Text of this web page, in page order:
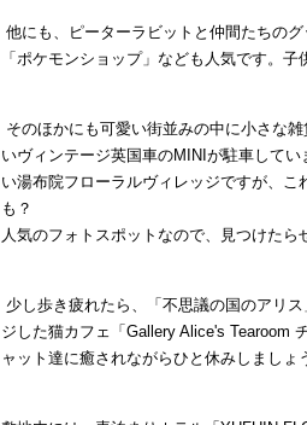
他にも、ピーターラビットと仲間たちのグ
「ポケモンショップ」なども人気です。
そのほかにも可愛い街並みの中に小さな
いヴィンテージ英国車のMINI が駐車してい
い湯布院フローラルヴィレッジですが、
も？
人気のフォトスポットなので、見つけたら
少し歩き疲れたら、「不思議の国のアリ
ジした猫カフェ「 Gallery Alice's Tearoom
ャット達に癒されながらひと休みしましょ